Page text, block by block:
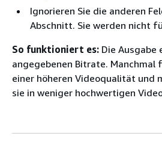
Ignorieren Sie die anderen
Abschnitt. Sie werden nicht
So funktioniert es: Die
angegebenen Bitrate. Manchmal
einer höheren Videoqualität und
sie in weniger hochwertigen